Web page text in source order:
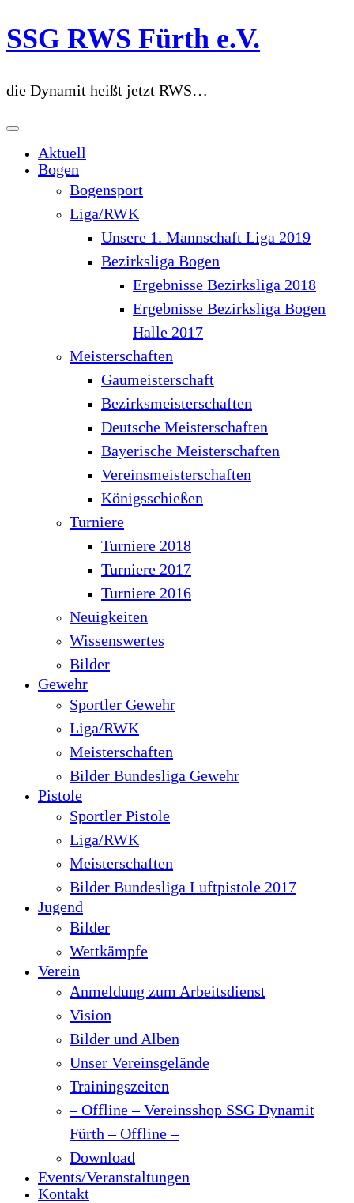
Zum
Inhalt
SSG RWS Fürth e.V.
die Dynamit heißt jetzt RWS…
Aktuell
Bogen
Bogensport
Liga/RWK
Unsere 1. Mannschaft Liga 2019
Bezirksliga Bogen
Ergebnisse Bezirksliga 2018
Ergebnisse Bezirksliga Bogen
Halle 2017
Meisterschaften
Gaumeisterschaft
Bezirksmeisterschaften
Deutsche Meisterschaften
Bayerische Meisterschaften
Vereinsmeisterschaften
Königsschießen
Turniere
Turniere 2018
Turniere 2017
Turniere 2016
Neuigkeiten
Wissenswertes
Bilder
Gewehr
Sportler Gewehr
Liga/RWK
Meisterschaften
Bilder Bundesliga Gewehr
Pistole
Sportler Pistole
Liga/RWK
Meisterschaften
Bilder Bundesliga Luftpistole 2017
Jugend
Bilder
Wettkämpfe
Verein
Anmeldung zum Arbeitsdienst
Vision
Bilder und Alben
Unser Vereinsgelände
Trainingszeiten
– Offline – Vereinsshop SSG Dynamit
Fürth – Offline –
Download
Events/Veranstaltungen
Kontakt